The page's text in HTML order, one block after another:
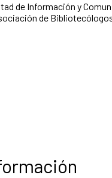
de Información y
de